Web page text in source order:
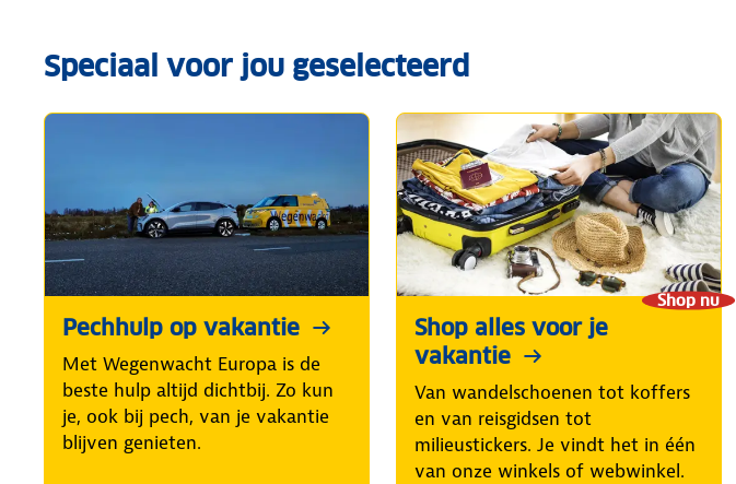
Speciaal voor jou geselecteerd
Pechhulp op vakantie
Met Wegenwacht Europa is de
beste hulp altijd dichtbij. Zo kun
je, ook bij pech, van je vakantie
blijven genieten.
Shop nu
Shop alles voor je
vakantie
Van wandelschoenen tot koffers
en van reisgidsen tot
milieustickers. Je vindt het in één
van onze winkels of webwinkel.